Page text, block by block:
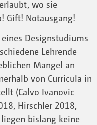
wo sie
Gift! Notausgang!
Designstudiums
Lehrende
Mangel an
von Curricula in
(Calvo Ivanovic
Hirschler 2018,
bislang keine